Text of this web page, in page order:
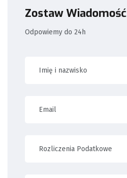
Zostaw Wiadomość
Odpowiemy do 24h